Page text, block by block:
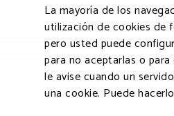
La mayoría de los
utilización de cookies de
pero usted puede
para no aceptarlas o
le avise cuando un
una cookie. Puede